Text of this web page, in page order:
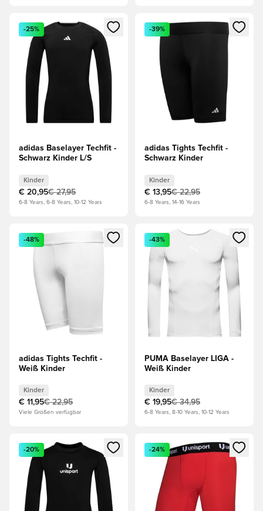
Öffnet ein Fenster zum Anmelden oder Registrieren als
-25%
adidas Baselayer Techfit -
Schwarz Kinder L/S
Kinder
€ 20,95€ 27,95
6-8 Years, 6-8 Years, 10-12 Years
Öffnet ein Fenster zum
-39%
adidas Tights Techfit -
Schwarz Kinder
Kinder
€ 13,95€ 22,95
6-8 Years, 14-16 Years
Öffnet ein Fenster zum Anmelden oder Registrieren als
-48%
adidas Tights Techfit -
Weiß Kinder
Kinder
€ 11,95€ 22,95
Viele Größen verfügbar
Öffnet ein Fenster zum
-43%
PUMA Baselayer LIGA -
Weiß Kinder
Kinder
€ 19,95€ 34,95
6-8 Years, 8-10 Years, 10-12 Years
Öffnet ein Fenster zum Anmelden oder Registrieren als
-20%
Öffnet ein Fenster zum
-24%